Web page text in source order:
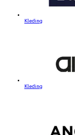
Kleding
Kleding